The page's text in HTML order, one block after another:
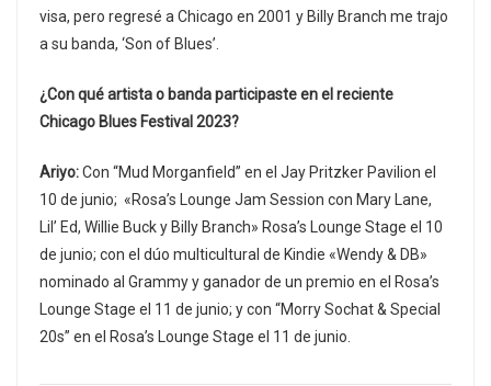
visa, pero regresé a Chicago en 2001 y Billy Branch me trajo
a su banda, ‘Son of Blues’.
¿Con qué artista o banda participaste en el reciente
Chicago Blues Festival 2023?
Ariyo:Con “Mud Morganfield” en el Jay Pritzker Pavilion el
10 de junio; «Rosa’s Lounge Jam Session con Mary Lane,
Lil’ Ed, Willie Buck y Billy Branch» Rosa’s Lounge Stage el 10
de junio; con el dúo multicultural de Kindie «Wendy & DB»
nominado al Grammy y ganador de un premio en el Rosa’s
Lounge Stage el 11 de junio; y con “Morry Sochat & Special
20s” en el Rosa’s Lounge Stage el 11 de junio.